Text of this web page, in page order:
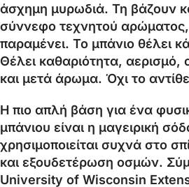
άσχημη μυρωδιά. Τη βάζουν
σύννεφο τεχνητού αρώματος,
παραμένει. Το μπάνιο θέλει
Θέλει καθαριότητα,
και μετά άρωμα. Όχι το
Η πιο απλή βάση για ένα
μπάνιου είναι η μαγειρική
χρησιμοποιείται συχνά στο
και εξουδετέρωση οσμών.
University of Wisconsin